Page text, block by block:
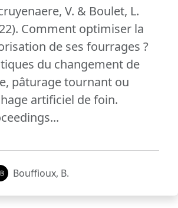
V. & Boulet, L.
Comment optimiser la
de ses fourrages ?
du changement de
pâturage tournant ou
artificiel de foin.
Bouffioux, B.